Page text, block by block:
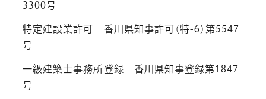
3300号
特定建設業許可 香川県知事許可（特-6）第5547
号
一級建築士事務所登録 香川県知事登録第1847
号